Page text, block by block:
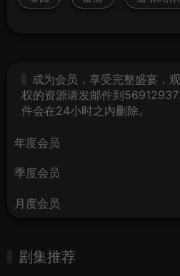
成为会员，享受完整盛宴，
权的资源请发邮件到
件会在24小时之内删除。
年度会员
季度会员
月度会员
剧集推荐